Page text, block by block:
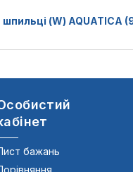
(W) AQUATICA
бажань